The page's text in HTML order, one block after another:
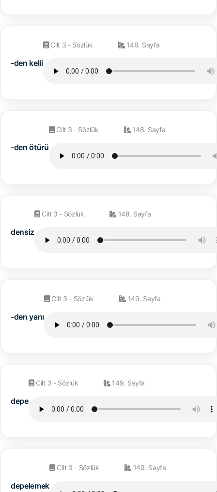
-den kelli
Cilt 3 - Sözlük 148. Sayfa
-den ötürü
Cilt 3 - Sözlük 148. Sayfa
densiz
Cilt 3 - Sözlük 148. Sayfa
-den yanı
Cilt 3 - Sözlük 149. Sayfa
depe
Cilt 3 - Sözlük 149. Sayfa
depelemek
Cilt 3 - Sözlük 149. Sayfa